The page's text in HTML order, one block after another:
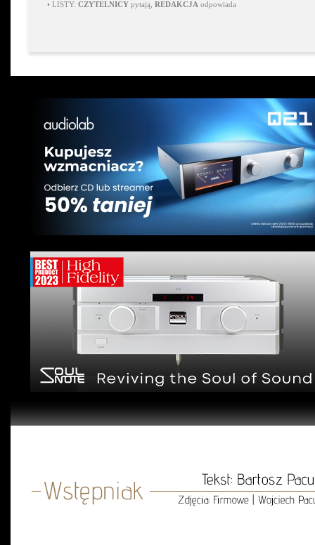
• LISTY: CZYTELNICY pytają, REDAKCJA odpowiada